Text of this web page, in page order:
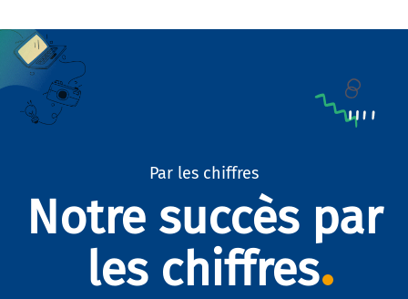
Par les chiffres
Notre succès par
les chiffres